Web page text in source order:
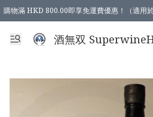
購物滿 HKD 800.00即享免運費優惠！（適用
酒無双